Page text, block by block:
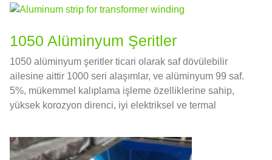
1050 Alüminyum Şeritler
1050 alüminyum şeritler ticari olarak saf dövülebilir
ailesine aittir 1000 seri alaşımlar, ve alüminyum 99 saf.
5%, mükemmel kalıplama işleme özelliklerine sahip,
yüksek korozyon direnci, iyi elektriksel ve termal